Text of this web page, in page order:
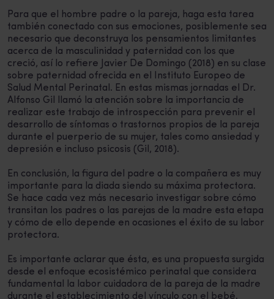
Para que el hombre padre o la pareja, haga esta tarea
también conectado con sus emociones, posiblemente sea
necesario que deconstruya los pensamientos limitantes
acerca de la masculinidad y paternidad con los que
creció, así lo refiere Javier De Domingo (2018) en su clase
sobre paternidad ofrecida en el Instituto Europeo de
Salud Mental Perinatal. En estas mismas jornadas el Dr.
Alfonso Gil llamó la atención sobre la importancia de
realizar este trabajo de introspección para prevenir el
desarrollo de síntomas o trastornos propios de la pareja
durante el puerperio de su mujer, tales como ansiedad y
depresión e incluso psicosis (Gil, 2018).
En conclusión, la figura del padre o la compañera es muy
importante para la diada siendo su máxima protectora.
Se hace cada vez más necesario investigar sobre cómo
transitan los padres o las parejas de la madre esta etapa
y cómo de ello depende en ocasiones el éxito de su labor
protectora.
Es importante aclarar que ésta, es una propuesta surgida
desde el enfoque ecosistémico perinatal que considera
fundamental la labor cuidadora de la pareja de la madre
durante el establecimiento del vínculo con el bebé.